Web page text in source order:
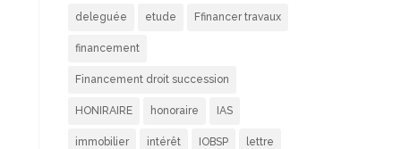
deleguée etude Ffinancer travaux
financement
Financement droit succession
HONIRAIRE honoraire IAS
immobilier intérêt IOBSP lettre